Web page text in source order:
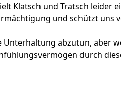
Klatsch und Tratsch leider
und schützt uns
Unterhaltung abzutun, aber
durch